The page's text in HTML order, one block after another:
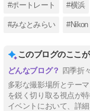
#ポートレート #横浜
#みなとみらい #Nikon
このブログのここ
四季折
多彩な撮影場所とテー
を鋭く切り取る視点が
イベントにおいて、詳